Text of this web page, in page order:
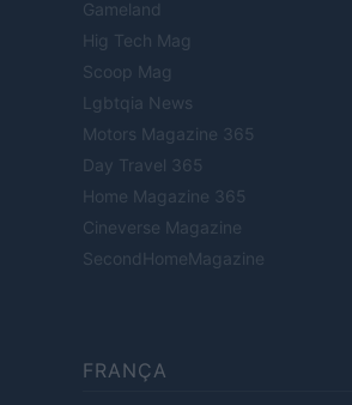
Gameland
Hig Tech Mag
Scoop Mag
Lgbtqia News
Motors Magazine 365
Day Travel 365
Home Magazine 365
Cineverse Magazine
SecondHomeMagazine
FRANÇA